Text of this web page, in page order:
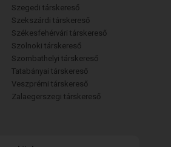
Szegedi társkereső
Szekszárdi társkereső
Székesfehérvári társkereső
Szolnoki társkereső
Szombathelyi társkereső
Tatabányai társkereső
Veszprémi társkereső
Zalaegerszegi társkereső